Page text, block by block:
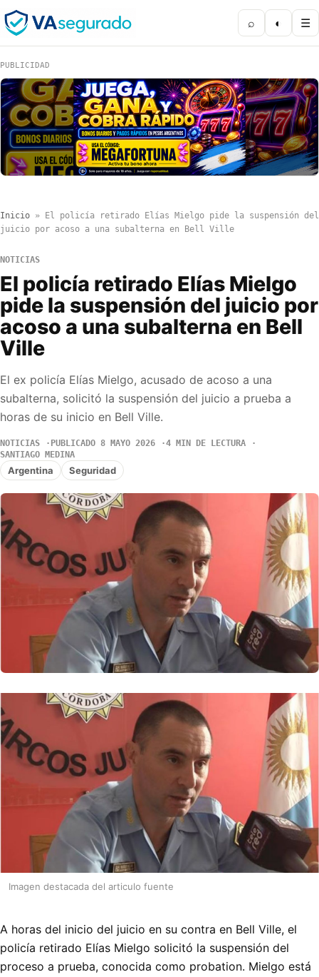
⌕ ◐ ☰
PUBLICIDAD
Inicio »
El policía retirado Elías Mielgo pide la suspensión del
juicio por acoso a una subalterna en Bell Ville
NOTICIAS
El policía retirado Elías Mielgo
pide la suspensión del juicio por
acoso a una subalterna en Bell
Ville
El ex policía Elías Mielgo, acusado de acoso a una
subalterna, solicitó la suspensión del juicio a prueba a
horas de su inicio en Bell Ville.
NOTICIAS PUBLICADO 8 MAYO 2026
4 MIN DE LECTURA
SANTIAGO MEDINA
Argentina Seguridad
Imagen destacada del articulo fuente
A horas del inicio del juicio en su contra en Bell Ville, el
policía retirado Elías Mielgo solicitó la suspensión del
proceso a prueba, conocida como probation. Mielgo está